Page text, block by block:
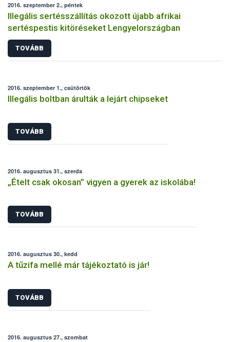
2016. szeptember 2., péntek
Illegális sertésszállítás okozott újabb afrikai
sertéspestis kitöréseket Lengyelországban
TOVÁBB
2016. szeptember 1., csütörtök
Illegális boltban árulták a lejárt chipseket
TOVÁBB
2016. augusztus 31., szerda
„Ételt csak okosan” vigyen a gyerek az iskolába!
TOVÁBB
2016. augusztus 30., kedd
A tűzifa mellé már tájékoztató is jár!
TOVÁBB
2016. augusztus 27., szombat